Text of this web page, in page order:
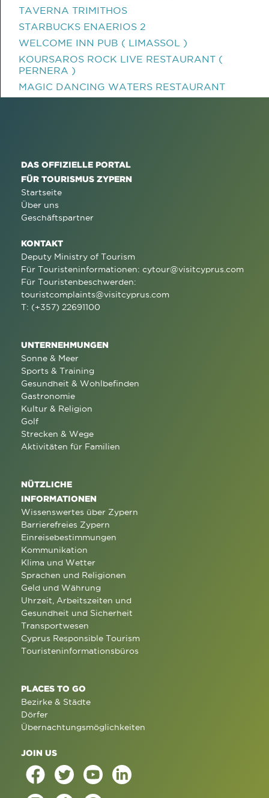
TAVERNA TRIMITHOS
STARBUCKS ENAERIOS 2
WELCOME INN PUB ( LIMASSOL )
KOURSAROS ROCK LIVE RESTAURANT (
PERNERA )
MAGIC DANCING WATERS RESTAURANT
DAS OFFIZIELLE PORTAL
FÜR TOURISMUS ZYPERN
Startseite
Über uns
Geschäftspartner
KONTAKT
Deputy Ministry of Tourism
Für Touristeninformationen: cytour@visitcyprus.com
Für Touristenbeschwerden:
touristcomplaints@visitcyprus.com
T: (+357) 22691100
UNTERNEHMUNGEN
Sonne & Meer
Sports & Training
Gesundheit & Wohlbefinden
Gastronomie
Kultur & Religion
Golf
Strecken & Wege
Aktivitäten für Familien
NÜTZLICHE
INFORMATIONEN
Wissenswertes über Zypern
Barrierefreies Zypern
Einreisebestimmungen
Kommunikation
Klima und Wetter
Sprachen und Religionen
Geld und Währung
Uhrzeit, Arbeitszeiten und
Gesundheit und Sicherheit
Transportwesen
Cyprus Responsible Tourism
Touristeninformationsbüros
PLACES TO GO
Bezirke & Städte
Dörfer
Übernachtungsmöglichkeiten
JOIN US